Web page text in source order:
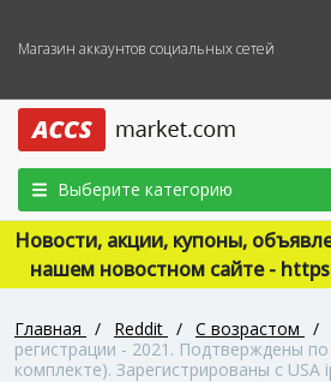
Магазин аккаунтов социальных сетей
Выберите категорию
Новости, акции, купоны,
нашем новостном сайте -
Главная / Reddit / С возрастом /
регистрации - 2021. Подтверждены
комплекте). Зарегистрированы с USA